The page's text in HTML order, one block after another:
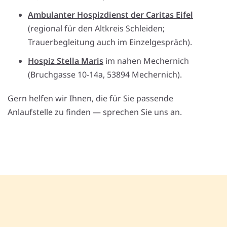
Ambulanter Hospizdienst der Caritas Eifel
(regional für den Altkreis Schleiden;
Trauerbegleitung auch im Einzelgespräch).
Hospiz Stella Maris im nahen Mechernich
(Bruchgasse 10-14a, 53894 Mechernich).
Gern helfen wir Ihnen, die für Sie passende
Anlaufstelle zu finden — sprechen Sie uns an.